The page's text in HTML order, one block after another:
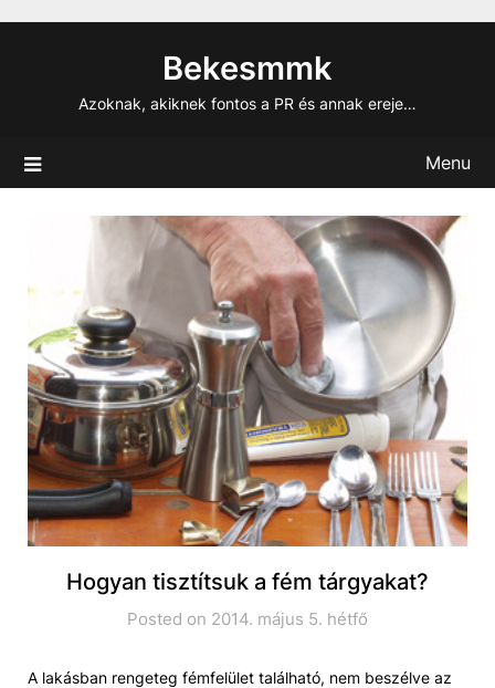
Bekesmmk
Azoknak, akiknek fontos a PR és annak ereje…
Menu
Hogyan tisztítsuk a fém tárgyakat?
Posted on 2014. május 5. hétfő
A lakásban rengeteg fémfelület található, nem beszélve az